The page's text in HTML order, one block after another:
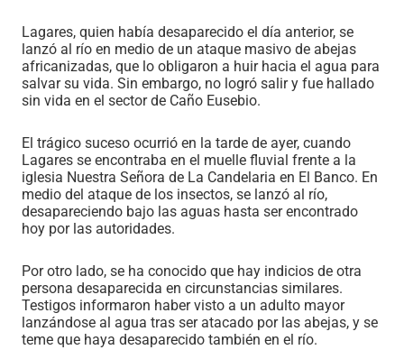
Lagares, quien había desaparecido el día anterior, se
lanzó al río en medio de un ataque masivo de abejas
africanizadas, que lo obligaron a huir hacia el agua para
salvar su vida. Sin embargo, no logró salir y fue hallado
sin vida en el sector de Caño Eusebio.
El trágico suceso ocurrió en la tarde de ayer, cuando
Lagares se encontraba en el muelle fluvial frente a la
iglesia Nuestra Señora de La Candelaria en El Banco. En
medio del ataque de los insectos, se lanzó al río,
desapareciendo bajo las aguas hasta ser encontrado
hoy por las autoridades.
Por otro lado, se ha conocido que hay indicios de otra
persona desaparecida en circunstancias similares.
Testigos informaron haber visto a un adulto mayor
lanzándose al agua tras ser atacado por las abejas, y se
teme que haya desaparecido también en el río.